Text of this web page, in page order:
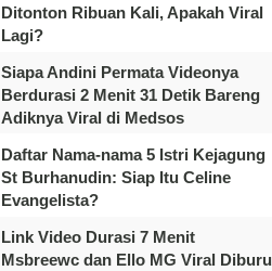
Ditonton Ribuan Kali, Apakah Viral
Lagi?
Siapa Andini Permata Videonya
Berdurasi 2 Menit 31 Detik Bareng
Adiknya Viral di Medsos
Daftar Nama-nama 5 Istri Kejagung
St Burhanudin: Siap Itu Celine
Evangelista?
Link Video Durasi 7 Menit
Msbreewc dan Ello MG Viral Diburu